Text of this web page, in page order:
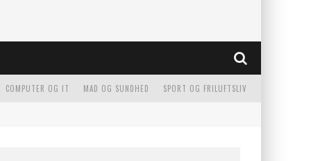
SPORT OG FRILUFTSLIV
MAD OG SUNDHED
COMPUTER OG IT